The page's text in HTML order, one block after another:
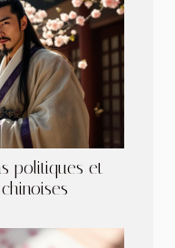
politiques et